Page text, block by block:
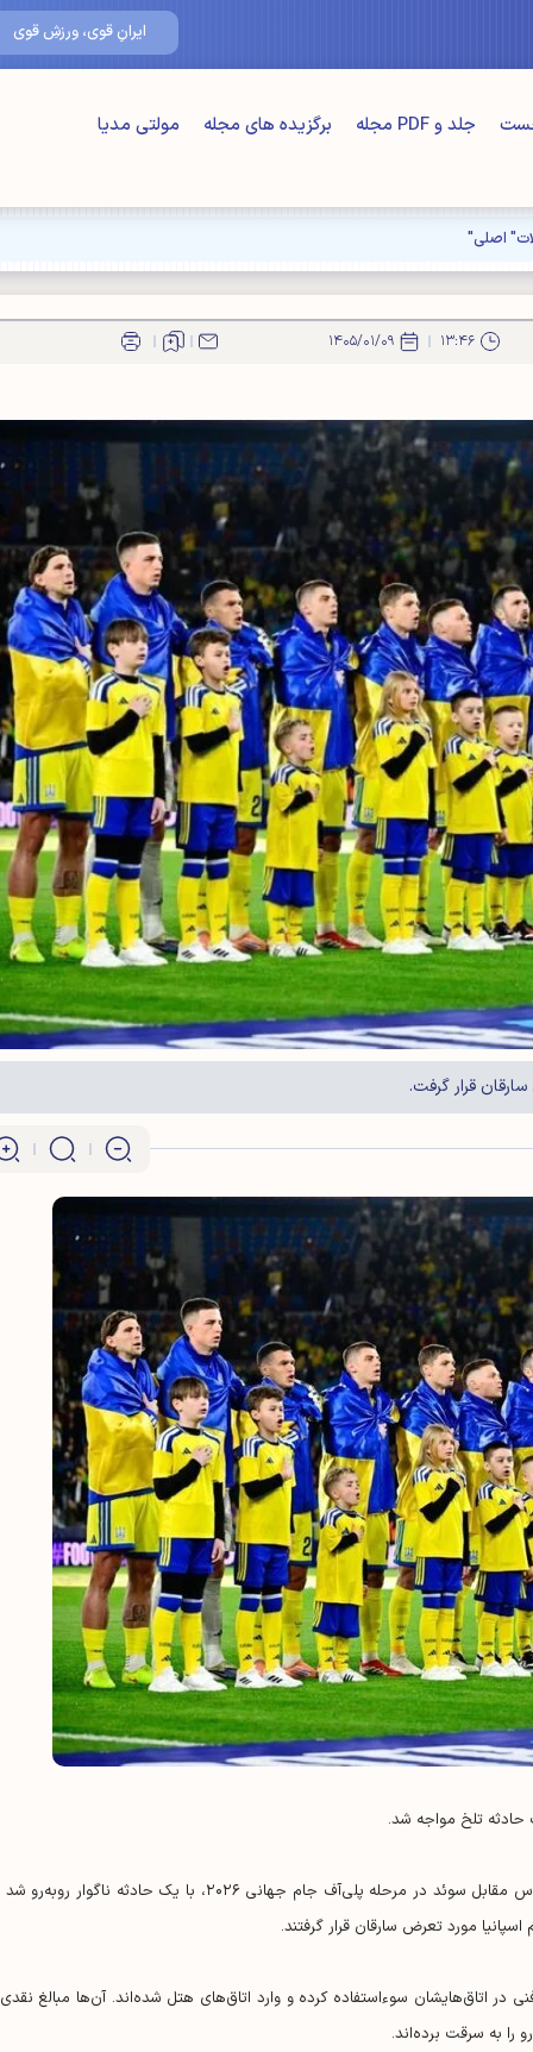
ایرانِ قوی، ورزشِ قوی
جلد و PDF مجله برگزیده های مجله مولتی مدیا
۱۳:۴۶ ۱۴۰۵/۰۱/۰۹
قرار گرفت.
حادثه تلخ مواجه شد.
گزارش‌ها نشان می‌دهد تیم ملی اوکراین پیش از بازی حساس مقابل سوئد در مرحله پلی‌آف جام جهانی ۲۰۲۶، با یک حادثه ناگوار
مورد تعرض سارقان قرار گرفتند.
فنی در اتاق‌هایشان سوءاستفاده کرده و وارد اتاق‌های هتل شده‌اند. آن‌ها مبالغ
را به سرقت برده‌اند.